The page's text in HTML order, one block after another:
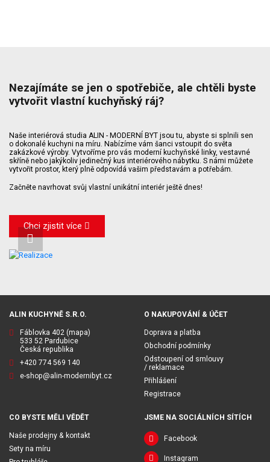
Nezajímáte se jen o spotřebiče, ale chtěli byste
vytvořit vlastní kuchyňský ráj?
Naše interiérová studia ALIN - MODERNÍ BYT jsou tu, abyste si splnili sen
o dokonalé kuchyni na míru. Nabízíme vám šanci vstoupit do světa
zakázkové výroby. Vytvoříme pro vás moderní kuchyňské linky, vestavné
skříně nebo jakýkoliv jedinečný kus interiérového nábytku. S námi můžete
vytvořit prostor, který plně odpovídá vašim představám a potřebám.
Začněte navrhovat svůj vlastní unikátní interiér ještě dnes!
Chci zjistit více
ALIN KUCHYNĚ S.R.O.
Fáblovka 402 (mapa)
533 52 Pardubice
Česká republika
+420 774 569 140
e-shop@alin-modernibyt.cz
O NAKUPOVÁNÍ & ÚČET
Doprava a platba
Obchodní podmínky
Odstoupení od smlouvy
/ reklamace
Přihlášení
Registrace
CO BYSTE MĚLI VĚDĚT
Naše prodejny & kontakt
Sety na míru
JSME NA SOCIÁLNÍCH SÍTÍCH
Facebook
Instagram